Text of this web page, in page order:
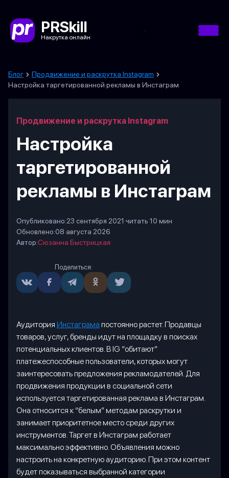
PRSkill
Накрутка онлайн
Блог
Продвижение и раскрутка Instagram
Настройка таргетированной рекламы в Инстаграм
Продвижение и раскрутка Instagram
Настройка
таргетированной
рекламы в Инстаграм
Опубликовано:23 сентября 2021·читать 10 мин
Обновлено:08 августа 2026
Автор:Сюзанна Быстрицкая
Поделиться:
Аудитория Инстаграма постоянно растет. Продавцы
товаров, услуг, бренды идут на площадку в поисках
потенциальных клиентов. В IG “обитают”
платежеспособные пользователи, которых могут
заинтересовать предложения рекламодателей. Для
продвижения продукции в социальной сети
используется таргетированная реклама в Инстаграм.
Она относится к “белым” методам раскрутки и
занимает приоритетное место среди других
инструментов. Таргет в Инстаграм работает
максимально эффективно. Объявления можно
настроить на конкретную аудиторию. При этом контент
будет показываться выбранной категории